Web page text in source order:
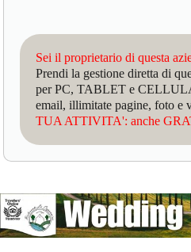
Sei il proprietario di questa
Prendi la gestione diretta di
per PC, TABLET e
email, illimitate pagine, foto e
TUA ATTIVITA': anche